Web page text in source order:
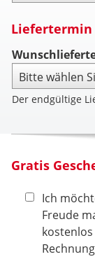
Liefertermin
Der endgültige
Gratis
Ich
Freude